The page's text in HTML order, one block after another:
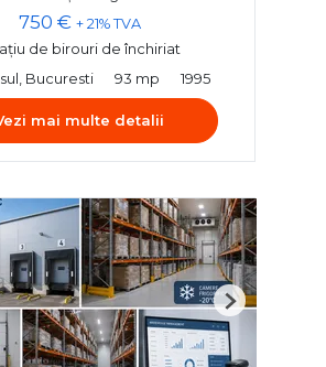
750 € + 21% TVA
de birouri de închiriat
Bucuresti
93 mp 1995
mai multe detalii
Next